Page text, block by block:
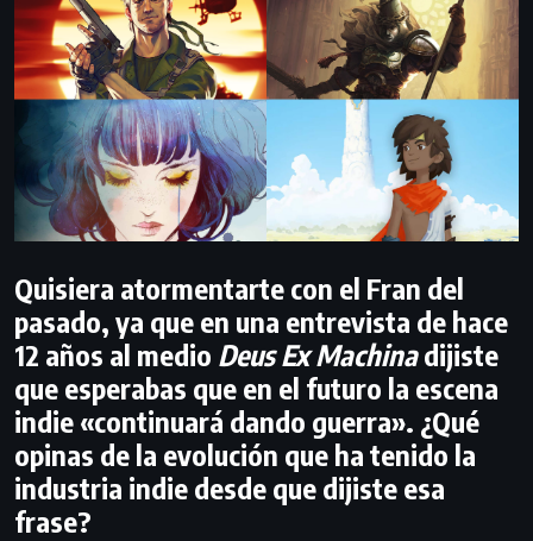
Quisiera atormentarte con el Fran del
pasado, ya que en una entrevista de hace
12 años al medio Deus Ex Machinadijiste
que esperabas que en el futuro la escena
indie «continuará dando guerra». ¿Qué
opinas de la evolución que ha tenido la
industria indie desde que dijiste esa
frase?